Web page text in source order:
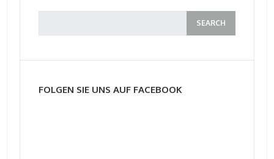
FOLGEN SIE UNS AUF FACEBOOK